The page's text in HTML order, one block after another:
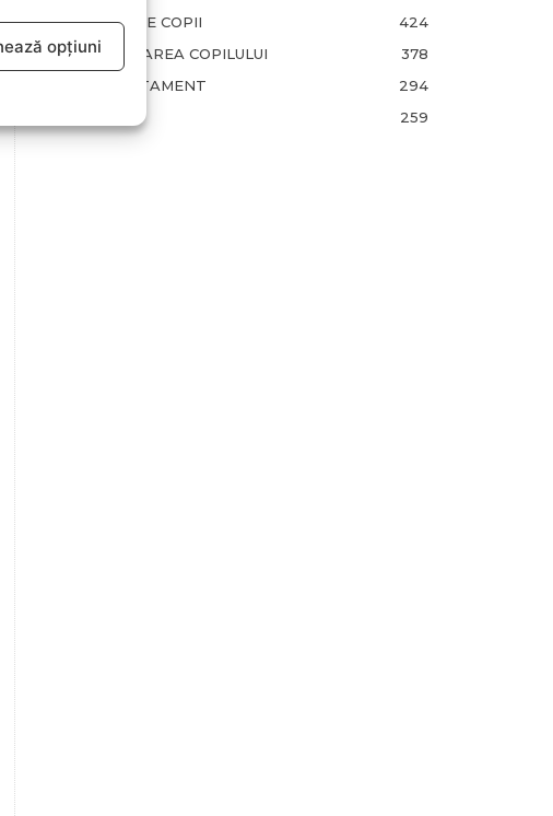
opțiuni
SANATATE COPII
424
DEZVOLTAREA COPILULUI
378
COMPORTAMENT
294
259